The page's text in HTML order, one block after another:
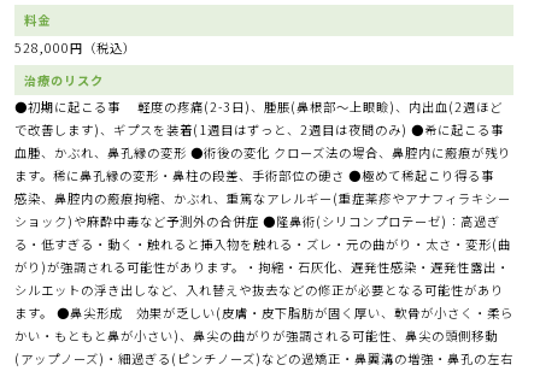
料金
528,000円（税込）
治療のリスク
●初期に起こる事 軽度の疼痛(2-3日)、腫脹(鼻根部～上眼瞼)、内出血(2週ほど
で改善します)、ギプスを装着(1週目はずっと、2週目は夜間のみ) ●希に起こる事
血腫、かぶれ、鼻孔縁の変形 ●術後の変化 クローズ法の場合、鼻腔内に瘢痕が残り
ます。稀に鼻孔縁の変形・鼻柱の段差、手術部位の硬さ ●極めて稀起こり得る事
感染、鼻腔内の瘢痕拘縮、かぶれ、重篤なアレルギー(重症薬疹やアナフィラキシー
ショック)や麻酔中毒など予測外の合併症 ●隆鼻術(シリコンプロテーゼ)：高過ぎ
る・低すぎる・動く・触れると挿入物を触れる・ズレ・元の曲がり・太さ・変形(曲
がり)が強調される可能性があります。・拘縮・石灰化、遅発性感染・遅発性露出・
シルエットの浮き出しなど、入れ替えや抜去などの修正が必要となる可能性があり
ます。 ●鼻尖形成 効果が乏しい(皮膚・皮下脂肪が固く厚い、軟骨が小さく・柔ら
かい・もともと鼻が小さい)、鼻尖の曲がりが強調される可能性、鼻尖の頭側移動
(アップノーズ)・細過ぎる(ピンチノーズ)などの過矯正・鼻翼溝の増強・鼻孔の左右